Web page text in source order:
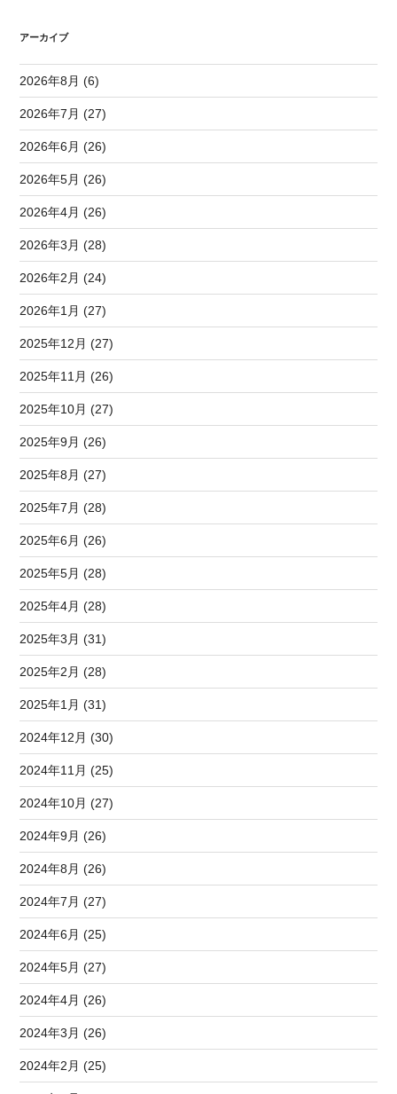
アーカイブ
2026年8月 (6)
2026年7月 (27)
2026年6月 (26)
2026年5月 (26)
2026年4月 (26)
2026年3月 (28)
2026年2月 (24)
2026年1月 (27)
2025年12月 (27)
2025年11月 (26)
2025年10月 (27)
2025年9月 (26)
2025年8月 (27)
2025年7月 (28)
2025年6月 (26)
2025年5月 (28)
2025年4月 (28)
2025年3月 (31)
2025年2月 (28)
2025年1月 (31)
2024年12月 (30)
2024年11月 (25)
2024年10月 (27)
2024年9月 (26)
2024年8月 (26)
2024年7月 (27)
2024年6月 (25)
2024年5月 (27)
2024年4月 (26)
2024年3月 (26)
2024年2月 (25)